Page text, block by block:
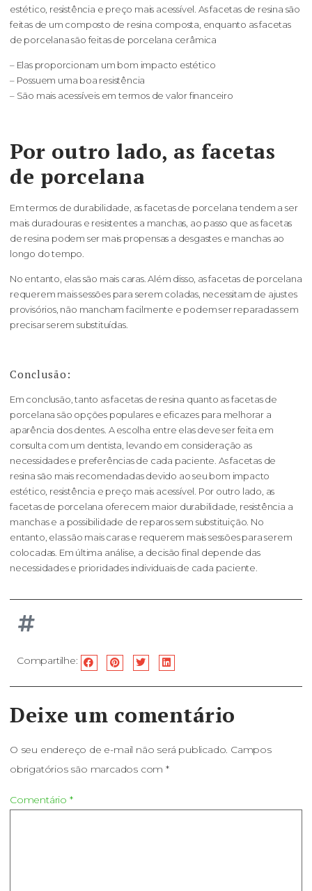
estético, resistência e preço mais acessível. As facetas de resina são
feitas de um composto de resina composta, enquanto as facetas
de porcelana são feitas de porcelana cerâmica
– Elas proporcionam um bom impacto estético
– Possuem uma boa resistência
– São mais acessíveis em termos de valor financeiro
Por outro lado, as facetas
de porcelana
Em termos de durabilidade, as facetas de porcelana tendem a ser
mais duradouras e resistentes a manchas, ao passo que as facetas
de resina podem ser mais propensas a desgastes e manchas ao
longo do tempo.
No entanto, elas são mais caras. Além disso, as facetas de porcelana
requerem mais sessões para serem coladas, necessitam de ajustes
provisórios, não mancham facilmente e podem ser reparadas sem
precisar serem substituídas.
Conclusão:
Em conclusão, tanto as facetas de resina quanto as facetas de
porcelana são opções populares e eficazes para melhorar a
aparência dos dentes. A escolha entre elas deve ser feita em
consulta com um dentista, levando em consideração as
necessidades e preferências de cada paciente. As facetas de
resina são mais recomendadas devido ao seu bom impacto
estético, resistência e preço mais acessível. Por outro lado, as
facetas de porcelana oferecem maior durabilidade, resistência a
manchas e a possibilidade de reparos sem substituição. No
entanto, elas são mais caras e requerem mais sessões para serem
colocadas. Em última análise, a decisão final depende das
necessidades e prioridades individuais de cada paciente.
Compartilhe:
Deixe um comentário
O seu endereço de e-mail não será publicado. Campos
obrigatórios são marcados com*
Comentário *